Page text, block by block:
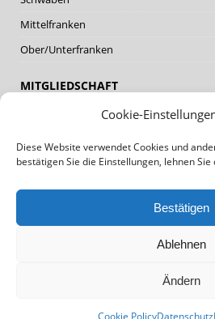
Cookie-
Diese Website verwendet Cookies und
bestätigen Sie die Einstellungen, lehnen
Bestätigen
Ablehnen
Ändern
Cookie PolicyDatenschutz
Mittelfranken
Ober/Unterfranken
MITGLIEDSCHAFT
Mitglied werden
Datenschutz